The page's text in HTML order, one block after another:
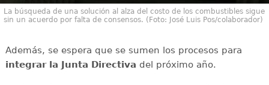
La búsqueda de una solución al alza del costo de los combustibles sigue
sin un acuerdo por falta de consensos. (Foto: José Luis Pos/colaborador)
Además, se espera que se sumen los procesos para
integrar la Junta Directiva del próximo año.